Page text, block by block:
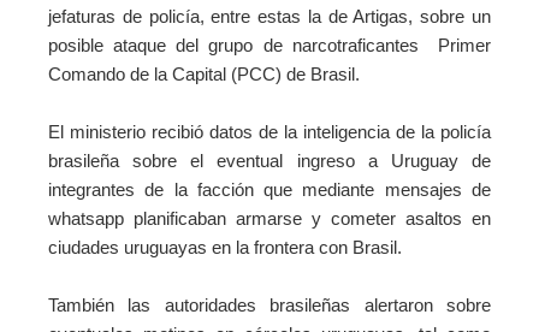
jefaturas de policía, entre estas la de Artigas, sobre un
posible ataque del grupo de narcotraficantes Primer
Comando de la Capital (PCC) de Brasil.
El ministerio recibió datos de la inteligencia de la policía
brasileña sobre el eventual ingreso a Uruguay de
integrantes de la facción que mediante mensajes de
whatsapp planificaban armarse y cometer asaltos en
ciudades uruguayas en la frontera con Brasil.
También las autoridades brasileñas alertaron sobre